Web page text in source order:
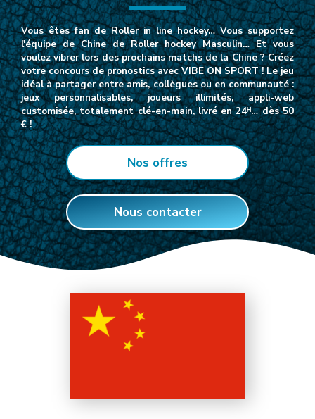
Vous êtes fan de Roller in line hockey… Vous supportez
l'équipe de Chine de Roller hockey Masculin… Et vous
voulez vibrer lors des prochains matchs de la Chine ? Créez
votre concours de pronostics avec VIBE ON SPORT ! Le jeu
idéal à partager entre amis, collègues ou en communauté :
jeux personnalisables, joueurs illimités, appli-web
customisée, totalement clé-en-main, livré en 24ᴴ… dès 50
€ !
Nos offres
Nous contacter